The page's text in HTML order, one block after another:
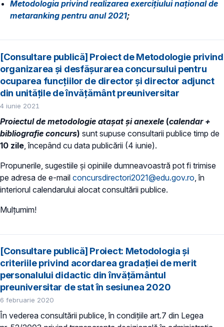
Metodologia privind realizarea exercițiului național de
metaranking pentru anul 2021;
[Consultare publică] Proiect de Metodologie privind
organizarea și desfășurarea concursului pentru
ocuparea funcțiilor de director și director adjunct
din unitățile de învățământ preuniversitar
4 iunie 2021
Proiectul de metodologie ataşat și anexele (calendar +
bibliografie concurs) sunt supuse consultarii publice timp de
10 zile , începând cu data publicării (4 iunie).
Propunerile, sugestiile şi opiniile dumneavoastră pot fi trimise
pe adresa de e-mail concursdirectori2021@edu.gov.ro , în
interiorul calendarului alocat consultării publice.
Mulțumim!
[Consultare publică] Proiect: Metodologia și
criteriile privind acordarea gradaţiei de merit
personalului didactic din învăţământul
preuniversitar de stat în sesiunea 2020
6 februarie 2020
În vederea consultării publice, în condiţiile art.7 din Legea